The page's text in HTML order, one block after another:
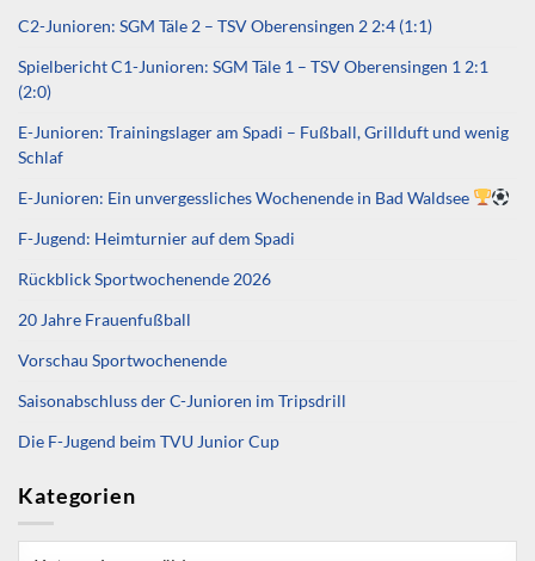
C2-Junioren: SGM Täle 2 – TSV Oberensingen 2 2:4 (1:1)
Spielbericht C1-Junioren: SGM Täle 1 – TSV Oberensingen 1 2:1
(2:0)
E-Junioren: Trainingslager am Spadi – Fußball, Grillduft und wenig
Schlaf
E-Junioren: Ein unvergessliches Wochenende in Bad Waldsee
F-Jugend: Heimturnier auf dem Spadi
Rückblick Sportwochenende 2026
20 Jahre Frauenfußball
Vorschau Sportwochenende
Saisonabschluss der C-Junioren im Tripsdrill
Die F-Jugend beim TVU Junior Cup
Kategorien